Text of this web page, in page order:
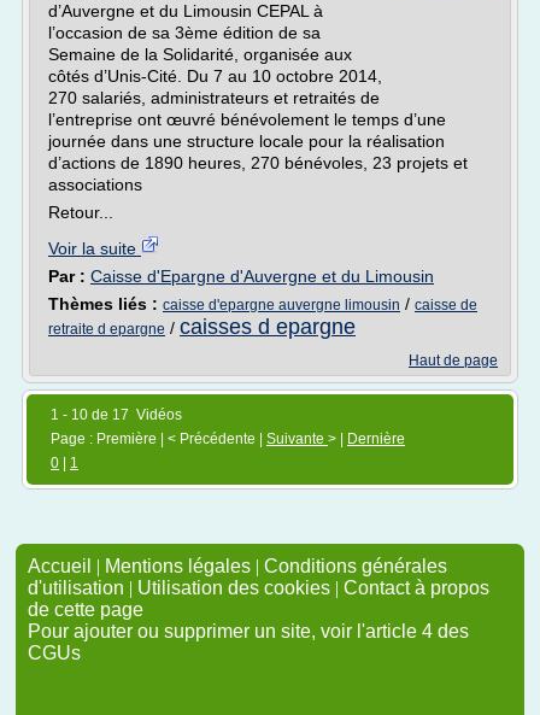
d’Auvergne et du Limousin CEPAL à
l’occasion de sa 3ème édition de sa
Semaine de la Solidarité, organisée aux
côtés d’Unis-Cité. Du 7 au 10 octobre 2014,
270 salariés, administrateurs et retraités de
l’entreprise ont œuvré bénévolement le temps d’une
journée dans une structure locale pour la réalisation
d’actions de 1890 heures, 270 bénévoles, 23 projets et
associations
Retour...
Voir la suite
Par : Caisse d'Epargne d'Auvergne et du Limousin
Thèmes liés : caisse d'epargne auvergne limousin / caisse de
retraite d epargne / caisses d epargne
Haut de page
1 - 10 de 17 Vidéos
Page : Première | < Précédente | Suivante > |
Dernière
0
1
Accueil | Mentions légales | Conditions générales
d'utilisation | Utilisation des cookies | Contact à propos
de cette page
Pour ajouter ou supprimer un site, voir l'article 4 des
CGUs